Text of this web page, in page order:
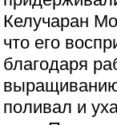
Келучаран
что его
благодаря
выращиванию
поливал и